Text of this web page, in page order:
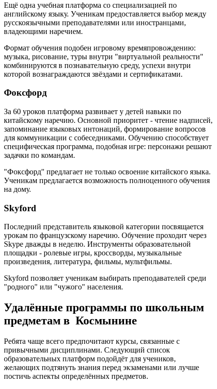
Ещё одна учебная платформа со специализацией по
английскому языку. Ученикам предоставляется выбор между
русскоязычными преподавателями или иностранцами,
владеющими наречием.
Формат обучения подобен игровому времяпровождению:
музыка, рисование, туры внутри "виртуальной реальности"
комбинируются в познавательную среду, успехи внутри
которой вознаграждаются звёздами и сертификатами.
Фоксфорд
За 60 уроков платформа развивает у детей навыки по
китайскому наречию. Основной приоритет - чтение надписей,
запоминание языковых интонаций, формирование вопросов
для коммуникации с собеседниками. Обучению способствует
специфическая программа, подобная игре: персонажи решают
задачки по командам.
"Фоксфорд" предлагает не только освоение китайского языка.
Ученикам предлагается возможность полноценного обучения
на дому.
Skyford
Последний представитель языковой категории посвящается
урокам по французскому наречию. Обучение проходит через
Skype дважды в неделю. Инструменты образовательной
площадки - ролевые игры, кроссворды, музыкальные
произведения, литература, фильмы, мультфильмы.
Skyford позволяет ученикам выбирать преподавателей среди
"родного" или "чужого" населения.
Удалённые программы по школьным
предметам в Космынине
Ребята чаще всего предпочитают курсы, связанные с
привычными дисциплинами. Следующий список
образовательных платформ подойдёт для учеников,
желающих подтянуть знания перед экзаменами или лучше
постичь аспекты определённых предметов.